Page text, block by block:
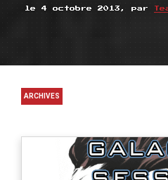
le 4 octobre 2013, par
ARCHIVES